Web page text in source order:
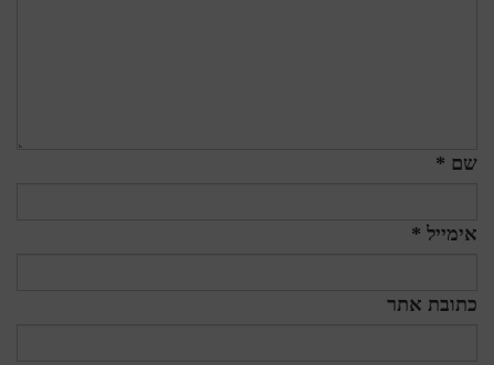
שם *
אימייל *
כתובת אתר